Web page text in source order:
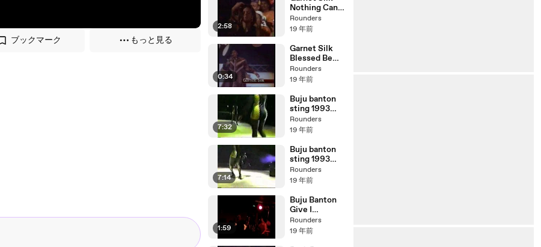
ブックマーク もっと見る
2:58
Nothing Can
Divide Us
Rounders
19 年前
0:34
Garnet Silk
Blessed Be
The Almighty
Rounders
19 年前
7:32
Buju banton
sting 1993
part 2
Rounders
19 年前
7:14
Buju banton
sting 1993
part 1
Rounders
19 年前
1:59
Buju Banton
Give I
Strength
(Live)
Rounders
19 年前